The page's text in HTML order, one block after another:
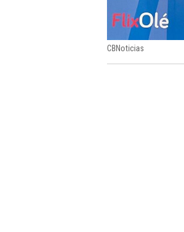
CBNoticias